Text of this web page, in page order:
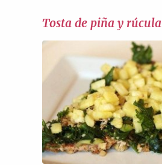
Tosta de piña y rúcula